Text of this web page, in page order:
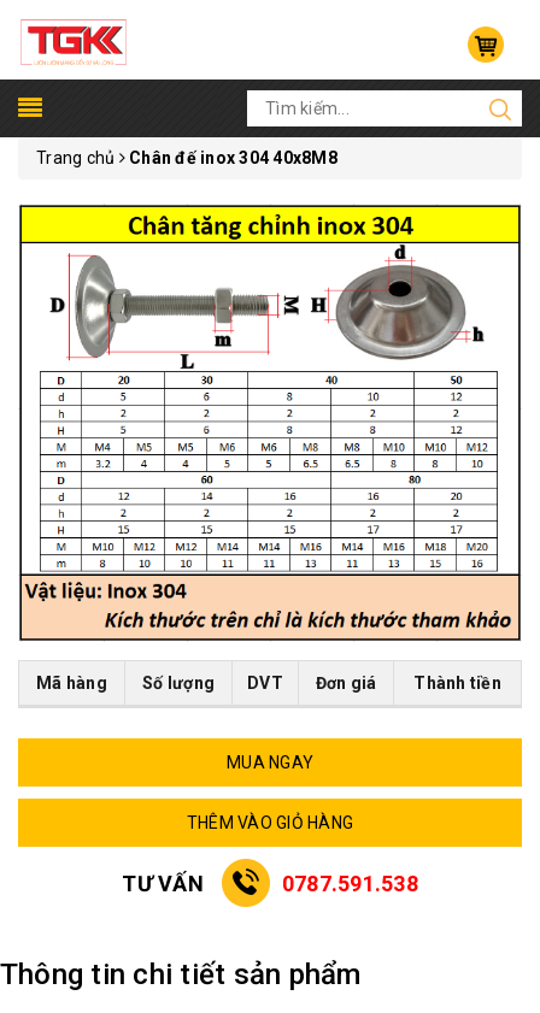
Trang chủ Chân đế inox 304 40x8M8
Mã hàng Số lượng DVT Đơn giá Thành tiền
MUA NGAY
THÊM VÀO GIỎ HÀNG
TƯ VẤN 0787.591.538
Thông tin chi tiết sản phẩm